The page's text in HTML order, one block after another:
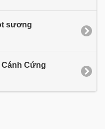
sương
Cứng